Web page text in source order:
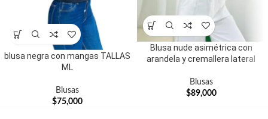
blusa negra con mangas TALLAS
ML
Blusas
$75,000
Blusa nude asimétrica con
arandela y cremallera lateral
Blusas
$89,000